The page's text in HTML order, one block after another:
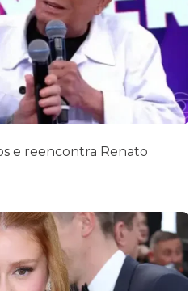
e reencontra Renato